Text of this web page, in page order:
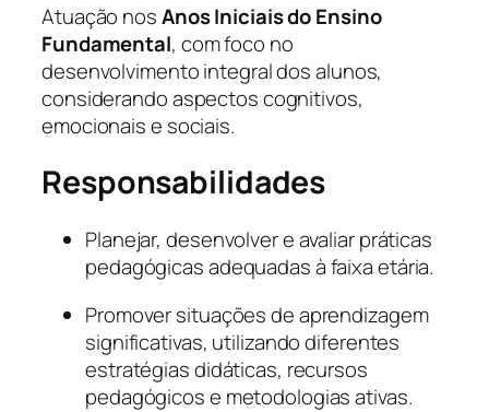
Atuação nosAnos Iniciais do Ensino
Fundamental, com foco no
desenvolvimento integral dos alunos,
considerando aspectos cognitivos,
emocionais e sociais.
Responsabilidades
Planejar, desenvolver e avaliar práticas
pedagógicas adequadas à faixa etária.
Promover situações de aprendizagem
significativas, utilizando diferentes
estratégias didáticas, recursos
pedagógicos e metodologias ativas.